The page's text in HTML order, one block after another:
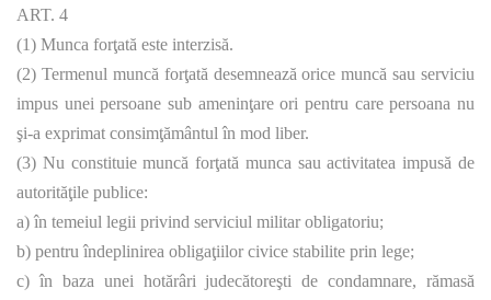
ART. 4
(1) Munca forţată este interzisă.
(2) Termenul muncă forţată desemnează orice muncă sau serviciu
impus unei persoane sub ameninţare ori pentru care persoana nu
şi-a exprimat consimţământul în mod liber.
(3) Nu constituie muncă forţată munca sau activitatea impusă de
autorităţile publice:
a) în temeiul legii privind serviciul militar obligatoriu;
b) pentru îndeplinirea obligaţiilor civice stabilite prin lege;
c) în baza unei hotărâri judecătoreşti de condamnare, rămasă